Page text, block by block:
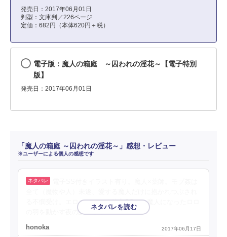
発売日：2017年06月01日
判型：文庫判／226ページ
定価：682円（本体620円＋税）
電子版：魔人の箱庭 ～囚われの淫花～【電子特別
版】
発売日：2017年06月01日
「魔人の箱庭 ～囚われの淫花～」感想・レビュー
※ユーザーによる個人の感想です
る不憫受け。エロエロエロ★特典SSは、魔人になったロロ
の羽を動かす夜の訓練とは…。
honoka 2017年06月17日